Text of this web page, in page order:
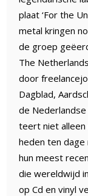
plaat ‘For the
metal kringen
de groep
The
door
Dagblad,
de
teert niet
heden ten dage
hun meest
die wereldwijd
op Cd en vinyl